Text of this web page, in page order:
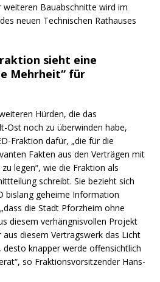
weiteren Bauabschnitte wird im
neuen Technischen Rathauses
sieht eine
Mehrheit“ für
Hürden, die das
Ost noch zu überwinden habe,
Fraktion dafür, „die für die
Fakten aus den Verträgen mit
legen“, wie die Fraktion als
schreibt. Sie bezieht sich
bislang geheime Information
die Stadt Pforzheim ohne
diesem verhängnisvollen Projekt
aus diesem Vertragswerk das Licht
knapper werde offensichtlich
so Fraktionsvorsitzender Hans-